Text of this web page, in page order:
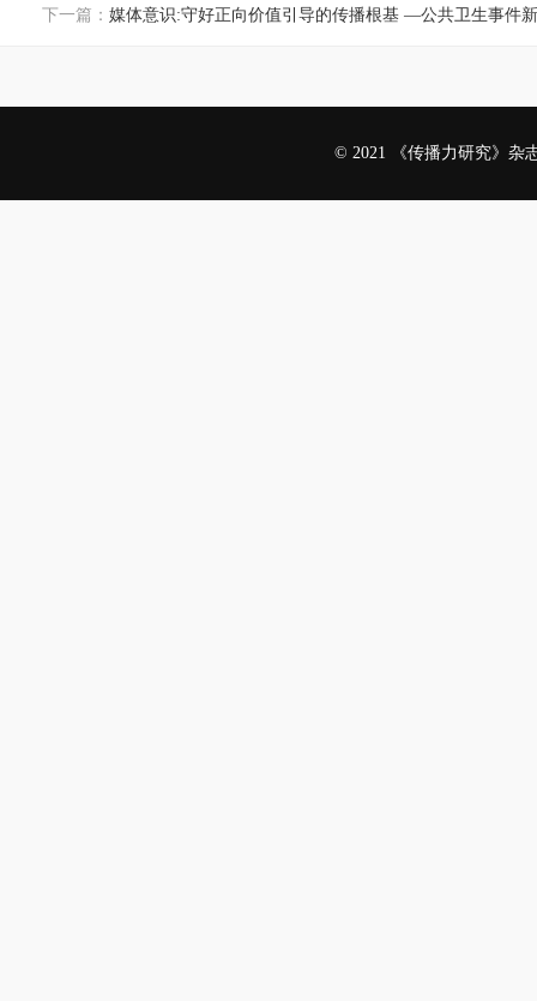
下一篇： 媒体意识:守好正向价值引导的传播根基 —公共卫生事件
© 2021 《传播力研究》